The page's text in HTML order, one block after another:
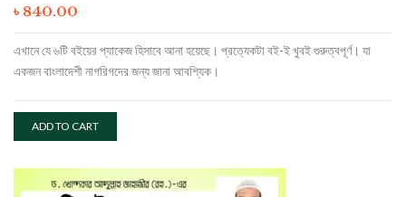
৳ 840.00
এখানে যে ৬টি বইয়ের প্যাকেজ হিসাবে আনা হয়েছে। প্রত্যেকটা বই-ই খুবই গুরুত্বপূর্ণ। যা
একজন বাংলাদেশী নাগরিগদের জন্য জানা আবশ্যিক।
ADD TO CART